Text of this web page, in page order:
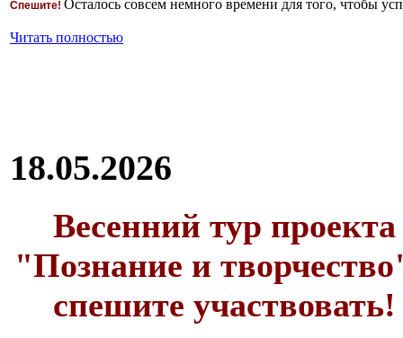
Спешите! Осталось совсем немного времени для того, чтобы
Читать полностью
18.05.2026
Весенний тур проекта
"Познание и
спешите участвовать!